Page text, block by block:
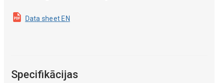
Data sheet EN
Specifikācijas